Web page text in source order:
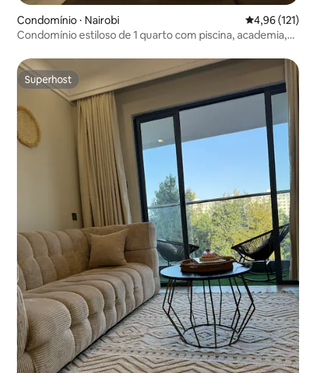
Condomínio ⋅ Nairobi 4,96 de uma
4,96 (121)
Condomínio estiloso de 1 quarto com piscina, academia,
Superhost
Superhost